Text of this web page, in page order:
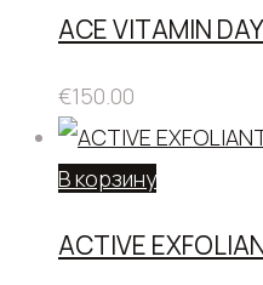
ACE VITAMIN
€150.00
В корзину
ACTIVE